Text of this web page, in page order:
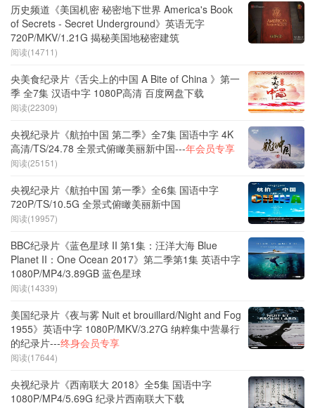
历史频道《美国机密 秘密地下世界 America's Book
of Secrets - Secret Underground》英语无字
720P/MKV/1.21G 揭秘美国地秘密建筑
阅读(14711)
央美食纪录片《舌尖上的中国 A Bite of China 》第一
季 全7集 汉语中字 1080P高清 百度网盘下载
阅读(22309)
央视纪录片《航拍中国 第二季》全7集 国语中字 4K
高清/TS/24.78 全景式俯瞰美丽新中国---年会员专享
阅读(25151)
央视纪录片《航拍中国 第一季》全6集 国语中字
720P/TS/10.5G 全景式俯瞰美丽新中国
阅读(19957)
BBC纪录片《蓝色星球 II 第1集：汪洋大海 Blue
Planet II：One Ocean 2017》第二季第1集 英语中字
1080P/MP4/3.89GB 蓝色星球
阅读(14339)
美国纪录片《夜与雾 Nuit et brouillard/Night and Fog
1955》英语中字 1080P/MKV/3.27G 纳粹集中营暴行
的纪录片---终身会员专享
阅读(17644)
央视纪录片《西南联大 2018》全5集 国语中字
1080P/MP4/5.69G 纪录片西南联大下载